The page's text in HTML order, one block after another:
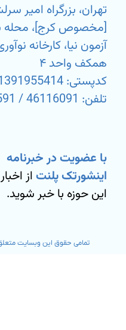
تهران، بزرگراه امیر
[مخصوص کرج]، محله
همکف واحد ۴
کدپستی: 1391955414
تلفن: 46116091 / 09999644591
با عضویت در خبرنامه
اینشورتک پلنتاز اخبار
این حوزه با خبر شوید.
تمامی حقوق این وبسایت متعلق